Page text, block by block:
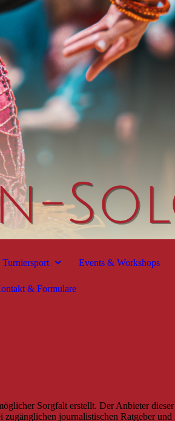
Turniersport Events & Workshops
& Formulare
Sorgfalt erstellt. Der Anbieter
journalistischen Ratgeber